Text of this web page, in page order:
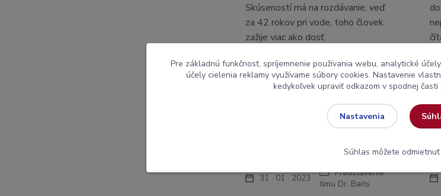
Skúseností má na rozdávanie, veď
za 42 rokov pri vode, toho človek
zažije viac ako dosť.
31 01 2023
Predstavenie
tímu Dr. Baits
Pre základnú funkčnosť, spríjemnenie používania webu, analytické
účely cielenia reklamy využívame súbory cookies. Nastavenie
kedykoľvek upraviť odkazom v spodnej časti
Nastavenia
Súhlas môžete odmietnuť